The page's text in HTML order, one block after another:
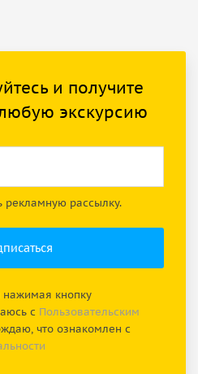
и получите
экскурсию
рекламную рассылку.
нажимая кнопку
с Пользовательским
что ознакомлен с